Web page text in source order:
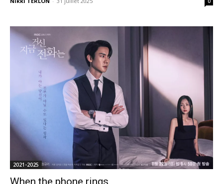
2021-2025
When the phone rings